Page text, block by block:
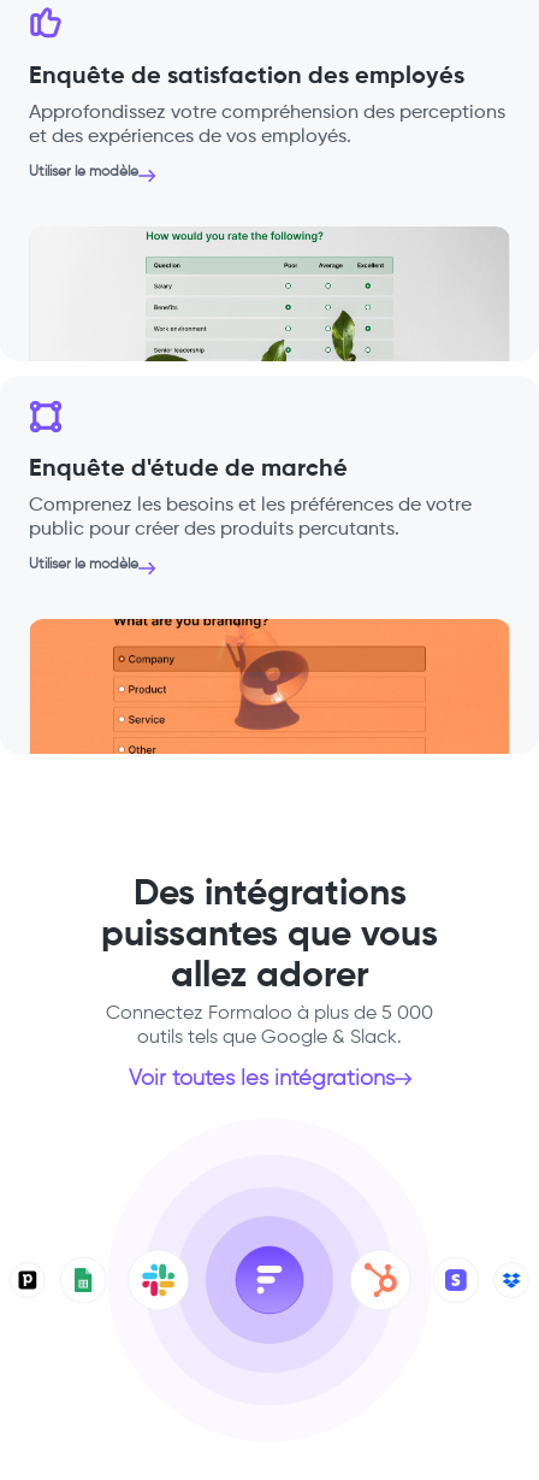
Enquête de satisfaction des employés
Approfondissez votre compréhension des perceptions
et des expériences de vos employés.
Utiliser le modèle
Enquête d'étude de marché
Comprenez les besoins et les préférences de votre
public pour créer des produits percutants.
Utiliser le modèle
Des intégrations
puissantes que vous
allez adorer
Connectez Formaloo à plus de 5 000
outils tels que Google & Slack.
Voir toutes les intégrations